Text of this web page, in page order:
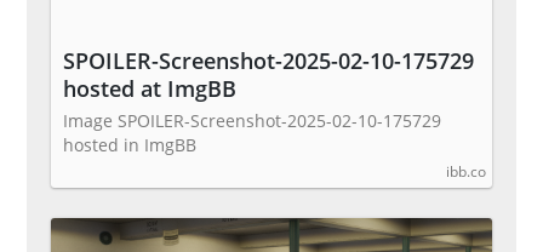
SPOILER-Screenshot-2025-02-10-175729
hosted at ImgBB
Image SPOILER-Screenshot-2025-02-10-175729
hosted in ImgBB
ibb.co